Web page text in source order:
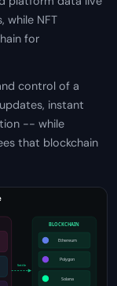
while NFT
for
control of a
instant
-- while
that blockchain